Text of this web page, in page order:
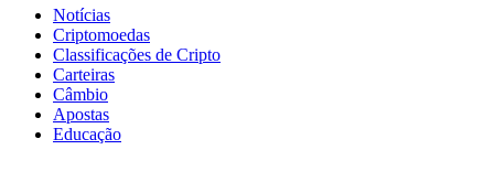
Notícias
Criptomoedas
Classificações de Cripto
Carteiras
Câmbio
Apostas
Educação